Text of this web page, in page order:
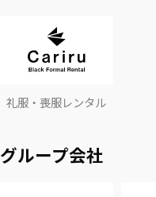
礼服・喪服レンタル
グループ会社